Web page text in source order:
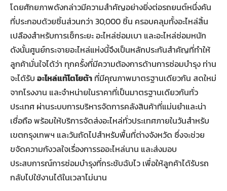
โดยศักยภาพดังกล่าวมีความสำคัญอย่างยิ่งต่อรถยนต์หนึ่งคัน
ที่ประกอบด้วยชิ้นส่วนกว่า 30,000 ชิ้น ครอบคลุมทั้งอะไหล่สิ้น
เปลืองสำหรับการเช็กระยะ อะไหล่ซ่อมเบา และอะไหล่ซ่อมหนัก
ดังนั้นศูนย์กระจายอะไหล่แห่งนี้จึงเป็นหลักประกันสำคัญที่ทำให้
ลูกค้ามั่นใจได้ว่า ทุกครั้งที่มีความต้องการด้านการซ่อมบำรุง ท่าน
จะได้รับ อะไหล่แท้โตโยต้า ที่มีคุณภาพมาตรฐานเดียวกัน สดใหม่
จากโรงงาน และจำหน่ายในราคาที่เป็นมาตรฐานเดียวกันทั่ว
ประเทศ ผ่านระบบการบริหารจัดการคลังสินค้าที่แม่นยำและน่า
เชื่อถือ พร้อมให้บริการจัดส่งอะไหล่ทั่วประเทศภายในวันสำหรับ
เขตกรุงเทพฯ และวันถัดไปสำหรับพื้นที่ต่างจังหวัด ซึ่งจะช่วย
ขจัดความกังวลใจเรื่องการรออะไหล่นาน และส่งมอบ
ประสบการณ์การซ่อมบำรุงที่กระชับฉับไว เพื่อให้ลูกค้าได้รับรถ
กลับไปใช้งานได้ในเวลาไม่นาน